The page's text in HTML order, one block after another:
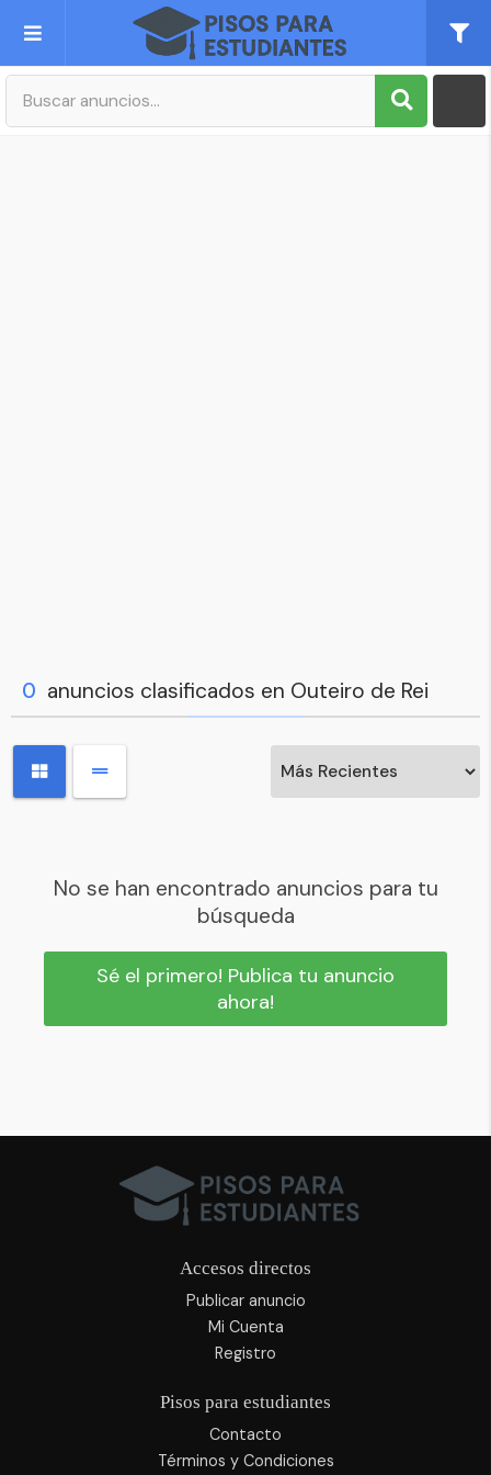
Publica tu Anuncio
0 anuncios clasificados en Outeiro de Rei
No se han encontrado anuncios para tu
búsqueda
Sé el primero! Publica tu anuncio
ahora!
Accesos directos
Publicar anuncio
Mi Cuenta
Registro
Pisos para estudiantes
Contacto
Términos y Condiciones